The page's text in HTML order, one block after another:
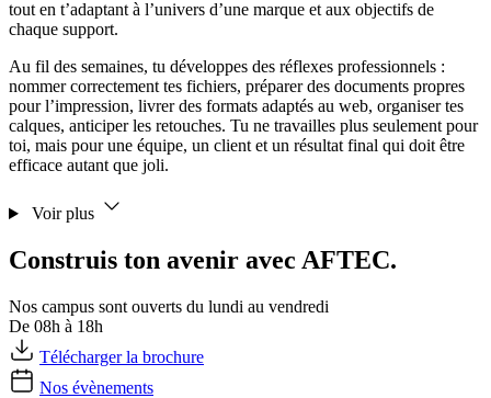
tout en t’adaptant à l’univers d’une marque et aux objectifs de
chaque support.
Au fil des semaines, tu développes des réflexes professionnels :
nommer correctement tes fichiers, préparer des documents propres
pour l’impression, livrer des formats adaptés au web, organiser tes
calques, anticiper les retouches. Tu ne travailles plus seulement pour
toi, mais pour une équipe, un client et un résultat final qui doit être
efficace autant que joli.
Voir plus
Construis ton avenir avec AFTEC.
Nos campus sont ouverts du lundi au vendredi
De 08h à 18h
Télécharger la brochure
Nos évènements